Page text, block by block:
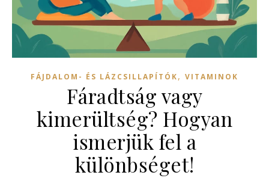
FÁJDALOM- ÉS LÁZCSILLAPÍTÓK, VITAMINOK
Fáradtság vagy
kimerültség? Hogyan
ismerjük fel a
különbséget!